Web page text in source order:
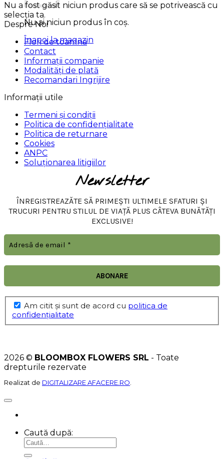
Nu ai niciun produs în coș.
Înapoi la magazin
Nu a fost găsit niciun produs care să se potrivească cu
selecția ta.
Despre Noi
Flori de toamna
Contact
Informații companie
Modalități de plată
Recomandari Ingrijire
Informații utile
Termeni și condiții
Politica de confidențialitate
Politica de returnare
Cookies
ANPC
Soluționarea litigiilor
Newsletter
ÎNREGISTREAZĂTE SĂ PRIMEȘTI ULTIMELE SFATURI ȘI
TRUCURI PENTRU STILUL DE VIAȚĂ PLUS CÂTEVA BUNĂTĂȚI
EXCLUSIVE!
Am citit şi sunt de acord cu politica de
confidențialitate
2026 © BLOOMBOX FLOWERS SRL - Toate
drepturile rezervate
Realizat de DIGITALIZARE AFACERE.RO
Caută după: